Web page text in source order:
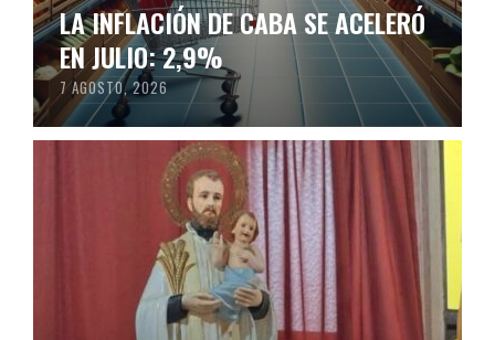
LA INFLACIÓN DE CABA SE ACELERÓ
EN JULIO: 2,9%
7 AGOSTO, 2026